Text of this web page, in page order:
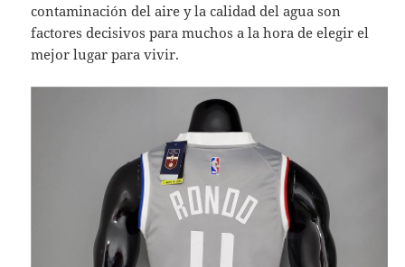
contaminación del aire y la calidad del agua son
factores decisivos para muchos a la hora de elegir el
mejor lugar para vivir.